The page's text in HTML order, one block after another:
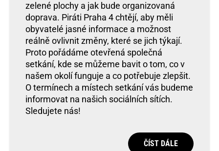
zelené plochy a jak bude organizovaná
doprava. Piráti Praha 4 chtějí, aby měli
obyvatelé jasné informace a možnost
reálně ovlivnit změny, které se jich týkají.
Proto pořádáme otevřená společná
setkání, kde se můžeme bavit o tom, co v
našem okolí funguje a co potřebuje zlepšit.
O termínech a místech setkání vás budeme
informovat na našich sociálních sítích.
Sledujete nás!
ČÍST DÁLE